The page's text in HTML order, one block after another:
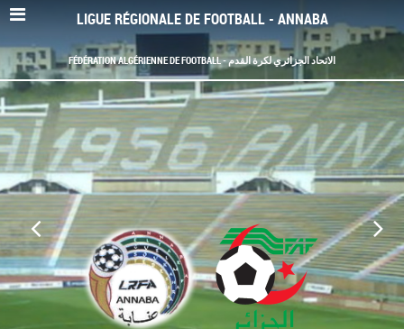
LIGUE RÉGIONALE DE FOOTBALL - ANNABA
FÉDÉRATION ALGÉRIENNE DE FOOTBALL - الاتحاد الجزائري لكرة القدم